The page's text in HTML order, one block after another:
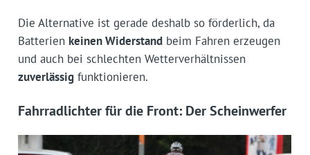
Die Alternative ist gerade deshalb so förderlich, da
Batterien keinen Widerstandbeim Fahren erzeugen
und auch bei schlechten Wetterverhältnissen
zuverlässigfunktionieren.
Fahrradlichter für die Front: Der Scheinwerfer